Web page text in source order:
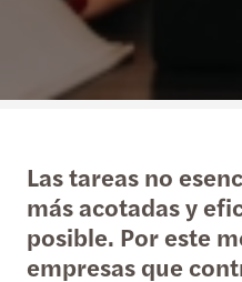
Las tareas no
más acotadas y
posible. Por este
empresas que